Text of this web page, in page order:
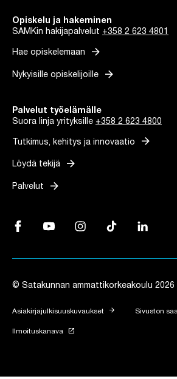
Opiskelu ja hakeminen
SAMKin hakijapalvelut +358 2 623 4801
Hae opiskelemaan arrow_forward
Nykyisille opiskelijoille arrow_forward
Palvelut työelämälle
Suora linja yrityksille +358 2 623 4800
Tutkimus, kehitys ja innovaatio arrow_forward
Löydä tekijä arrow_forward
Palvelut arrow_forward
Facebook, Linkki avautuu uuteen
YouTube, Linkki avautuu uuteen
Instagram, Linkki avautuu
TikTok, Linkki
LinkedIn,
© Satakunnan ammattikorkeakoulu 2026
Asiakirjajulkisuuskuvaukset arrow_forward Sivuston
Ilmoituskanava Linkki avautuu uuteen välilehteen
launch